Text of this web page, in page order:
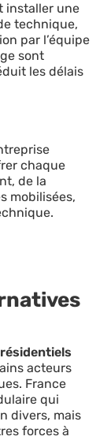
installer une
technique,
par l’équipe
sont
les délais
chaque
de la
mobilisées,
acteurs
France
qui
divers, mais
forces à